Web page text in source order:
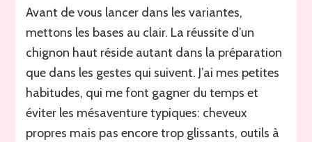
Avant de vous lancer dans les variantes,
mettons les bases au clair. La réussite d’un
chignon haut réside autant dans la préparation
que dans les gestes qui suivent. J’ai mes petites
habitudes, qui me font gagner du temps et
éviter les mésaventure typiques: cheveux
propres mais pas encore trop glissants, outils à